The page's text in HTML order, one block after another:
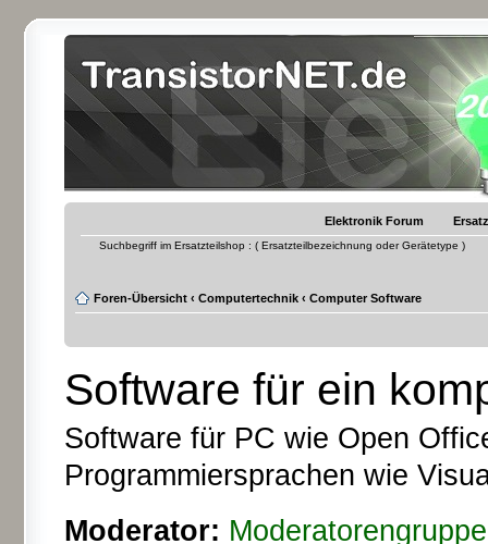
Elektronik Forum
Suchbegriff im Ersatzteilshop : ( Ersatzteilbezeichnung oder Gerätetype )
Foren-Übersicht ‹ Computertechnik ‹ Computer Software
Software für ein
Software für PC wie Open
Programmiersprachen wie
Moderator: Moderatorengruppe